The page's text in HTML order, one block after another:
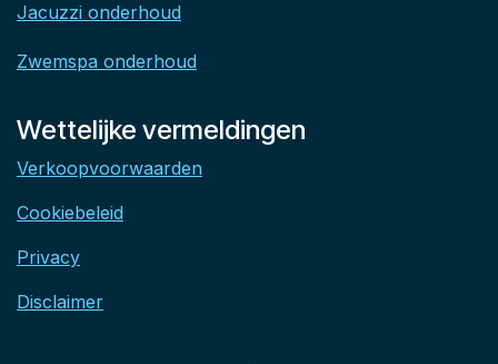
Jacuzzi onderhoud
Zwemspa onderhoud
Wettelijke vermeldingen
Verkoopvoorwaarden
Cookiebeleid
Privacy
Disclaimer